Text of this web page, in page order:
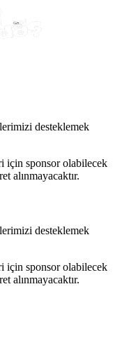
desteklemek
için sponsor olabilecek
alınmayacaktır.
desteklemek
için sponsor olabilecek
alınmayacaktır.